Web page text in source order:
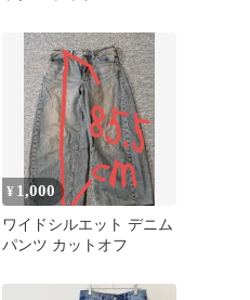
¥ 1,000
ワイドシルエット デニム
パンツ カットオフ